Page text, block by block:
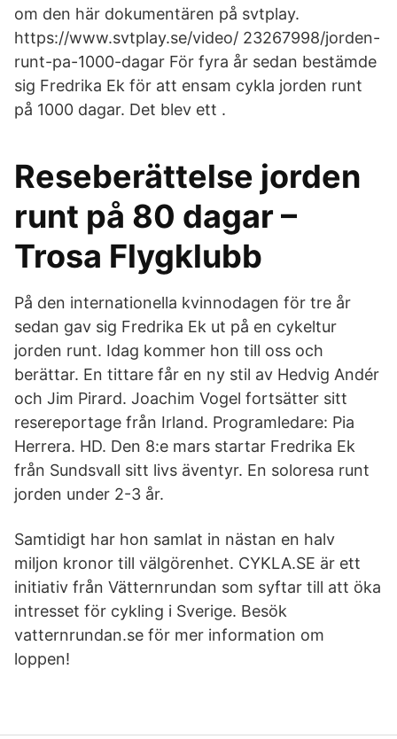
om den här dokumentären på svtplay.
https://www.svtplay.se/video/ 23267998/jorden-
runt-pa-1000-dagar För fyra år sedan bestämde
sig Fredrika Ek för att ensam cykla jorden runt
på 1000 dagar. Det blev ett .
Reseberättelse jorden
runt på 80 dagar –
Trosa Flygklubb
På den internationella kvinnodagen för tre år
sedan gav sig Fredrika Ek ut på en cykeltur
jorden runt. Idag kommer hon till oss och
berättar. En tittare får en ny stil av Hedvig Andér
och Jim Pirard. Joachim Vogel fortsätter sitt
resereportage från Irland. Programledare: Pia
Herrera. HD. Den 8:e mars startar Fredrika Ek
från Sundsvall sitt livs äventyr. En soloresa runt
jorden under 2-3 år.
Samtidigt har hon samlat in nästan en halv
miljon kronor till välgörenhet. CYKLA.SE är ett
initiativ från Vätternrundan som syftar till att öka
intresset för cykling i Sverige. Besök
vatternrundan.se för mer information om
loppen!